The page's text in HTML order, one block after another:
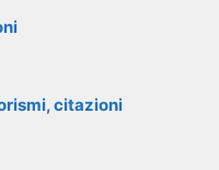
citazioni